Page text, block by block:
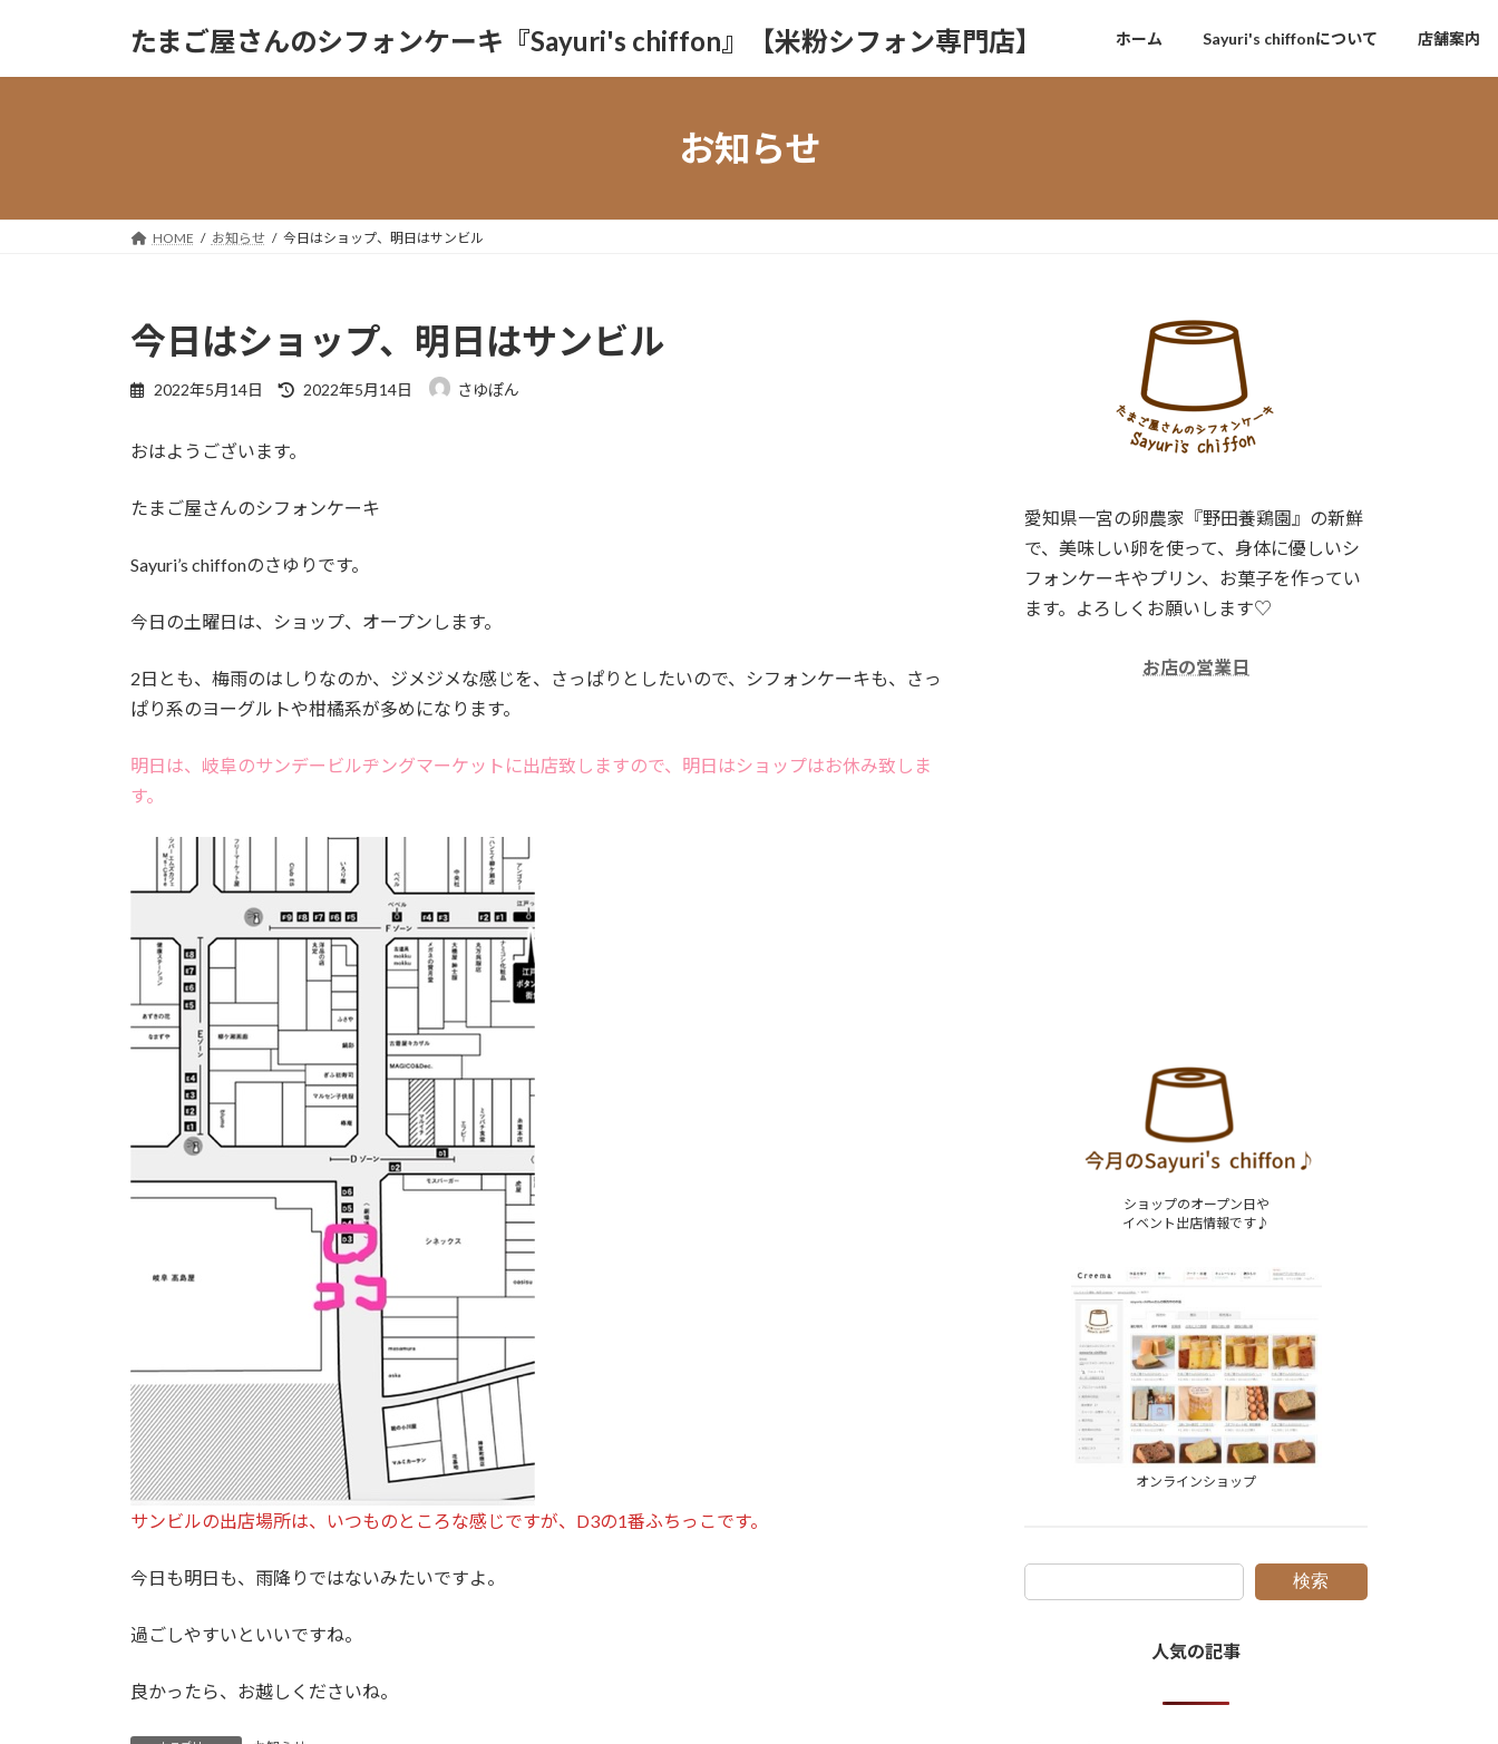
ッ
移
たまご屋さんのシフォンケーキ『Sayuri's chiffon』【米粉シフォン専門店】 ホーム Sayuri's chiffonについて 店舗案内
お知らせ
HOME お知らせ 今日はショップ、明日はサンビル
今日はショップ、明日はサンビル
2022年5月14日
最
:
2022年5月14日 さゆぽん
おはようございます。
たまご屋さんのシフォンケーキ
Sayuri’s chiffonのさゆりです。
今日の土曜日は、ショップ、オープンします。
2日とも、梅雨のはしりなのか、ジメジメな感じを、さっぱりとしたいので、シフォンケーキも、さっ
ぱり系のヨーグルトや柑橘系が多めになります。
明日は、岐阜のサンデービルヂングマーケットに出店致しますので、明日はショップはお休み致しま
す。
サンビルの出店場所は、いつものところな感じですが、D3の1番ふちっこです。
今日も明日も、雨降りではないみたいですよ。
過ごしやすいといいですね。
良かったら、お越しくださいね。
愛知県一宮の卵農家『野田養鶏園』の新鮮
で、美味しい卵を使って、身体に優しいシ
フォンケーキやプリン、お菓子を作ってい
ます。よろしくお願いします♡
お店の営業日
ショップのオープン日や
イベント出店情報です♪
オンラインショップ
検索
人気の記事